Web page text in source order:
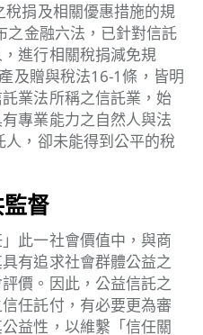
稅捐及相關優惠措施的規
之金融六法，已針對信託
進行相關稅捐減免規
及贈與稅法16-1條，皆明
業法所稱之信託業，始
專業能力之自然人與法
，卻未能得到公平的稅
督
此一社會價值中，與商
有追求社會群體公益之
價。因此，公益信託之
任託付，有必要更為審
益性，以維繫「信任關